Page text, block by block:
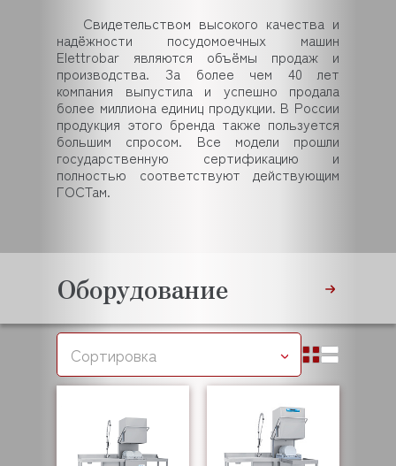
Свидетельством высокого качества и
надёжности посудомоечных машин
Elettrobar являются объёмы продаж и
производства. За более чем 40 лет
компания выпустила и успешно продала
более миллиона единиц продукции. В России
продукция этого бренда также пользуется
большим спросом. Все модели прошли
государственную сертификацию и
полностью соответствуют действующим
ГОСТам.
Оборудование
Сортировка